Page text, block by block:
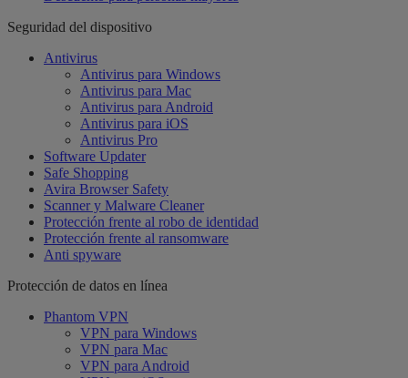
Seguridad del dispositivo
Antivirus
Antivirus para Windows
Antivirus para Mac
Antivirus para Android
Antivirus para iOS
Antivirus Pro
Software Updater
Safe Shopping
Avira Browser Safety
Scanner y Malware Cleaner
Protección frente al robo de identidad
Protección frente al ransomware
Anti spyware
Protección de datos en línea
Phantom VPN
VPN para Windows
VPN para Mac
VPN para Android